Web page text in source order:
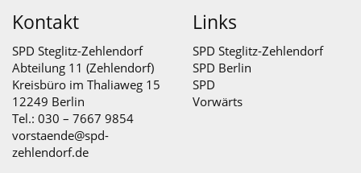
Kontakt
SPD Steglitz-Zehlendorf
Abteilung 11 (Zehlendorf)
Kreisbüro im Thaliaweg 15
12249 Berlin
Tel.: 030 – 7667 9854
vorstaende@spd-
zehlendorf.de
Links
SPD Steglitz-Zehlendorf
SPD Berlin
SPD
Vorwärts